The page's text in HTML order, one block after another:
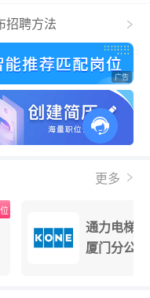
招聘方法
码的公告
更多
通力电梯
厦门分公司